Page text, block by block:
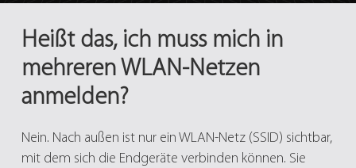
Heißt das, ich muss mich in
mehreren WLAN-Netzen
anmelden?
Nein. Nach außen ist nur ein WLAN-Netz (SSID) sichtbar,
mit dem sich die Endgeräte verbinden können. Sie